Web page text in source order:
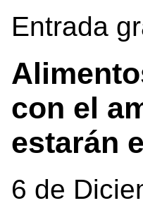
Entrada
con el
estarán
6 de